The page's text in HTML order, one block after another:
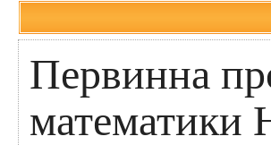
Первинна
математики